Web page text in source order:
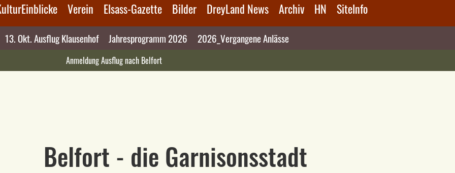
Verein Elsass-Gazette Bilder DreyLand News Archiv HN SiteInfo
13. Okt. Ausflug Klausenhof Jahresprogramm 2026 2026_Vergangene Anlässe
Anmeldung Ausflug nach Belfort
Belfort - die Garnisonsstadt